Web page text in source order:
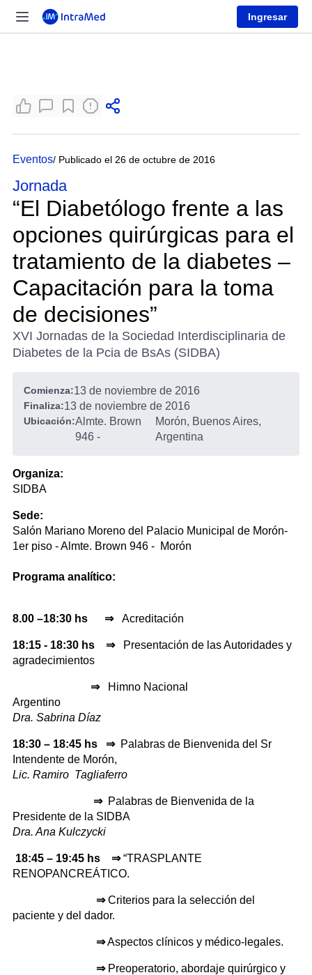
Ingresar
Eventos/ Publicado el 26 de octubre de 2016
Jornada
“El Diabetólogo frente a las
opciones quirúrgicas para el
tratamiento de la diabetes –
Capacitación para la toma
de decisiones”
XVI Jornadas de la Sociedad Interdisciplinaria de
Diabetes de la Pcia de BsAs (SIDBA)
Comienza:13 de noviembre de 2016
Finaliza:13 de noviembre de 2016
Ubicación:Almte. Brown
946 -
Morón, Buenos Aires,
Argentina
Organiza:
SIDBA
Sede:
Salón Mariano Moreno del Palacio Municipal de Morón-
1er piso - Almte. Brown 946 - Morón
Programa analítico: ​
8.00 –18:30 hs ⇒Acreditación
18:15 - 18:30 hs ⇒Presentación de las Autoridades y
agradecimientos
⇒Himno Nacional
Argentino
Dra. Sabrina Díaz
18:30 – 18:45 hs ⇒Palabras de Bienvenida del Sr
Intendente de Morón,
Lic. Ramiro Tagliaferro
⇒Palabras de Bienvenida de la
Presidente de la SIDBA
Dra. Ana Kulczycki
18:45 – 19:45 hs ⇒“TRASPLANTE
RENOPANCREÁTICO.
⇒Criterios para la selección del
paciente y del dador.
⇒Aspectos clínicos y médico-legales.
⇒Preoperatorio, abordaje quirúrgico y